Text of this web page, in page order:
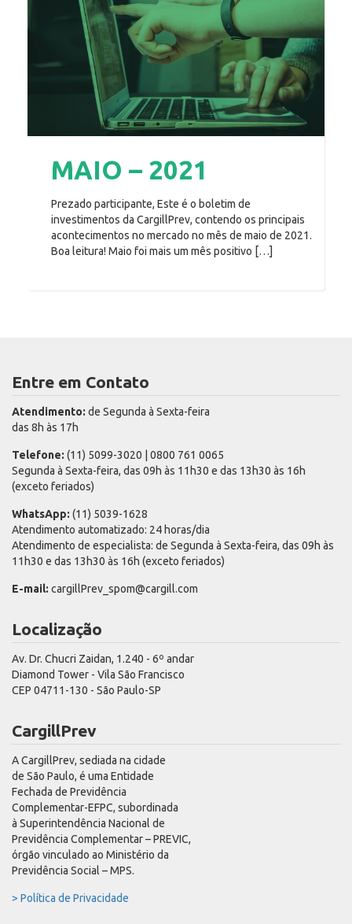
MAIO – 2021
Prezado participante, Este é o boletim de
investimentos da CargillPrev, contendo os principais
acontecimentos no mercado no mês de maio de 2021.
Boa leitura! Maio foi mais um mês positivo […]
Entre em Contato
Atendimento: de Segunda à Sexta-feira
das 8h às 17h
Telefone: (11) 5099-3020 | 0800 761 0065
Segunda à Sexta-feira, das 09h às 11h30 e das 13h30 às 16h
(exceto feriados)
WhatsApp: (11) 5039-1628
Atendimento automatizado: 24 horas/dia
Atendimento de especialista: de Segunda à Sexta-feira, das 09h às
11h30 e das 13h30 às 16h (exceto feriados)
E-mail: cargillPrev_spom@cargill.com
Localização
Av. Dr. Chucri Zaidan, 1.240 - 6º andar
Diamond Tower - Vila São Francisco
CEP 04711-130 - São Paulo-SP
CargillPrev
A CargillPrev, sediada na cidade
de São Paulo, é uma Entidade
Fechada de Previdência
Complementar-EFPC, subordinada
à Superintendência Nacional de
Previdência Complementar – PREVIC,
órgão vinculado ao Ministério da
Previdência Social – MPS.
> Política de Privacidade